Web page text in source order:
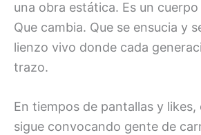
una obra estática. Es un
Que cambia. Que se ensucia y
lienzo vivo donde cada
trazo.
En tiempos de pantallas y likes,
sigue convocando gente de